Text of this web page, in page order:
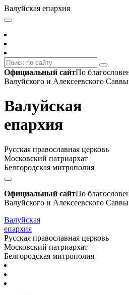
Валуйская епархия
Официальный сайтПо
Валуйского и Алексеевского Саввы
Валуйская
епархия
Русская православная церковь
Московский патриархат
Белгородская митрополия
Официальный сайтПо
Валуйского и Алексеевского Саввы
Валуйская
епархия
Русская православная церковь
Московский патриархат
Белгородская митрополия